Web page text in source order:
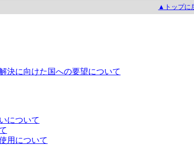
▲トップに
決に向けた国への要望について
について
用について